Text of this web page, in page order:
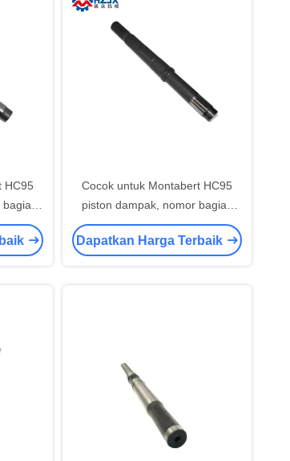
HC95
Cocok untuk Montabert HC95
piston dampak, nomor bagian
86747664
Dapatkan Harga Terbaik